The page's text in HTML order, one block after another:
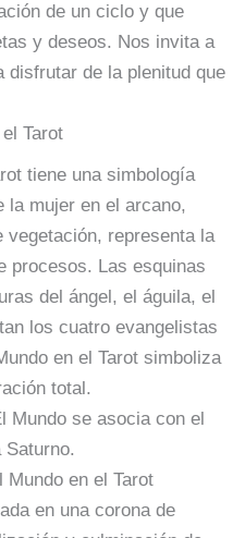
de un ciclo y que
y deseos. Nos invita a
de la plenitud que
Tarot
tiene una simbología
la mujer en el arcano,
vegetación, representa la
procesos. Las esquinas
del ángel, el águila, el
los cuatro evangelistas
en el Tarot simboliza
total.
Mundo se asocia con el
en una corona de